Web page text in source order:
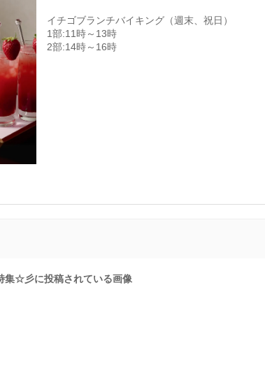
イチゴブランチバイキング（週末、祝日）
1部:11時～13時
2部:14時～16時
集☆彡に投稿されている画像